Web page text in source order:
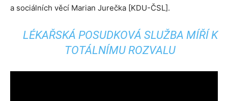
a sociálních věcí Marian Jurečka [KDU-ČSL].
LÉKAŘSKÁ POSUDKOVÁ SLUŽBA MÍŘÍ K
TOTÁLNÍMU ROZVALU